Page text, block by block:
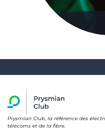
Prysmian Club, la référence des
télécoms et de la fibre.